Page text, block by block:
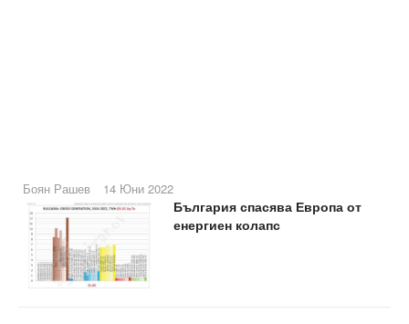
Боян Рашев 14 Юни 2022
България спасява Европа от
енергиен колапс